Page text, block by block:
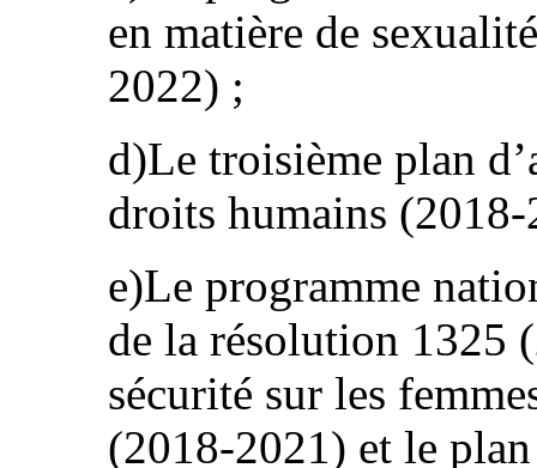
en matière de
2022) ;
d)Le troisième plan
droits humains
e)Le programme
de la résolution 1325
sécurité sur les
(2018-2021) et le